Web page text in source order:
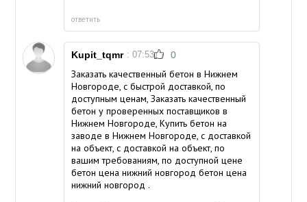
ответить
Kupit_tqmr : 07:53 0
Заказать качественный бетон в Нижнем
Новгороде, с быстрой доставкой, по
доступным ценам, Заказать качественный
бетон у проверенных поставщиков в
Нижнем Новгороде, Купить бетон на
заводе в Нижнем Новгороде, с доставкой
на объект, с доставкой на объект, по
вашим требованиям, по доступной цене
бетон цена нижний новгородбетон цена
нижний новгород .